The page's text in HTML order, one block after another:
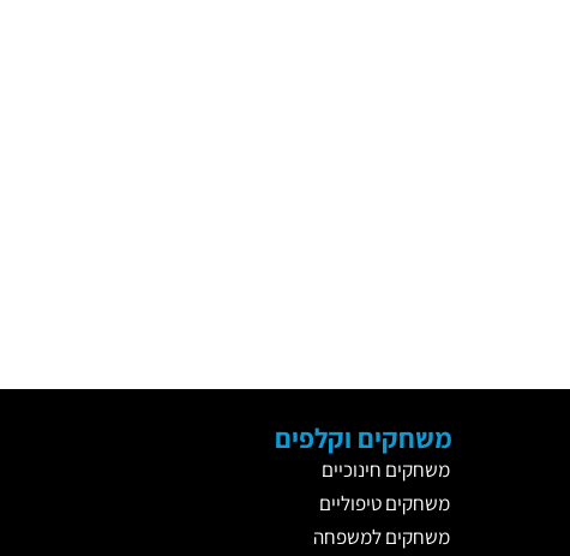
משחקים וקלפים
משחקים חינוכיים
משחקים טיפוליים
משחקים למשפחה